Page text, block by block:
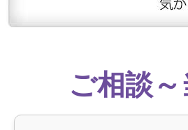
ご相談